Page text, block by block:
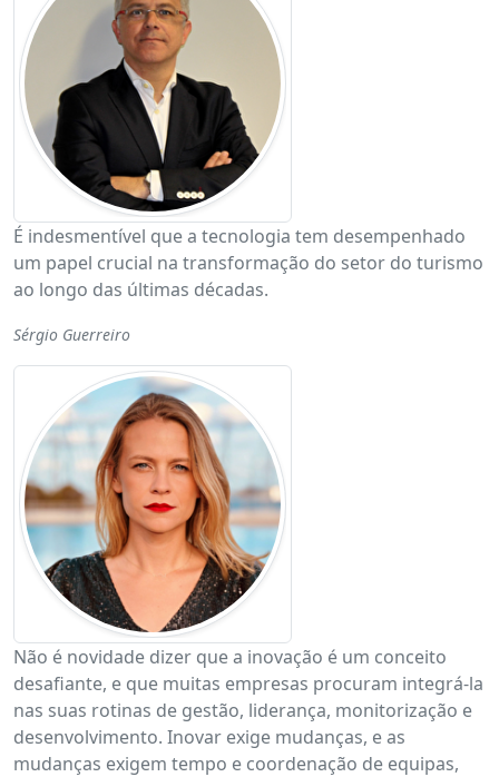
É indesmentível que a tecnologia tem desempenhado
um papel crucial na transformação do setor do turismo
ao longo das últimas décadas.
Sérgio Guerreiro
Não é novidade dizer que a inovação é um conceito
desafiante, e que muitas empresas procuram integrá-la
nas suas rotinas de gestão, liderança, monitorização e
desenvolvimento. Inovar exige mudanças, e as
mudanças exigem tempo e coordenação de equipas,